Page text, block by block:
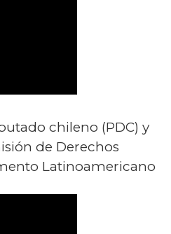
chileno (PDC) y
de Derechos
Latinoamericano